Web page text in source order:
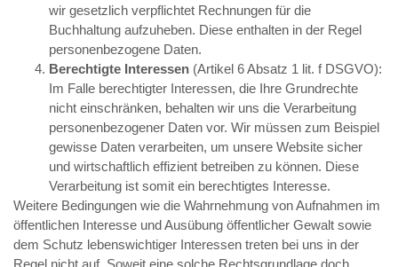
wir gesetzlich verpflichtet Rechnungen für die
Buchhaltung aufzuheben. Diese enthalten in der Regel
personenbezogene Daten.
Berechtigte Interessen (Artikel 6 Absatz 1 lit. f DSGVO):
Im Falle berechtigter Interessen, die Ihre Grundrechte
nicht einschränken, behalten wir uns die Verarbeitung
personenbezogener Daten vor. Wir müssen zum Beispiel
gewisse Daten verarbeiten, um unsere Website sicher
und wirtschaftlich effizient betreiben zu können. Diese
Verarbeitung ist somit ein berechtigtes Interesse.
Weitere Bedingungen wie die Wahrnehmung von Aufnahmen im
öffentlichen Interesse und Ausübung öffentlicher Gewalt sowie
dem Schutz lebenswichtiger Interessen treten bei uns in der